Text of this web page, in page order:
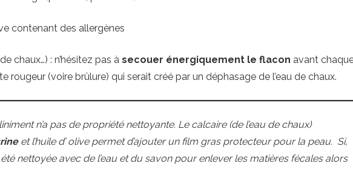
contenant des allergènes
chaux…) : n’hésitez pas à secouer énergiquement le flacon avant
rougeur (voire brûlure) qui serait créé par un déphasage de l’eau de chaux.
n’a pas de propriété nettoyante. Le calcaire (de l’eau de chaux)
et l’huile d’ olive permet d’ajouter un film gras protecteur pour la peau. Si,
nettoyée avec de l’eau et du savon pour enlever les matières fécales alors